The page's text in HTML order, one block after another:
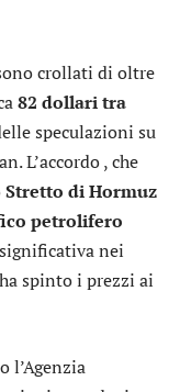
crollati di oltre
82 dollari tra
speculazioni su
L’accordo , che
Stretto di Hormuz
petrolifero
nei
spinto i prezzi ai
l’Agenzia